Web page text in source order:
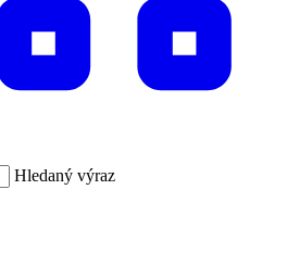
Hledaný výraz